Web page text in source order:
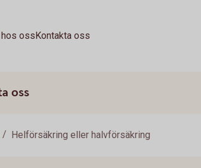
ossKontakta oss
oss
Helförsäkring eller halvförsäkring